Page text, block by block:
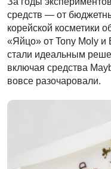
средств — от
корейской косметики
«Яйцо» от Tony Moly и
стали идеальным
включая средства
вовсе разочаровали.